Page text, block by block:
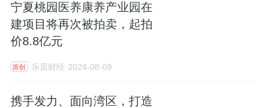
宁夏桃园医养康养产业园在
建项目将再次被拍卖，起拍
价8.8亿元
原创 乐居财经 2024-08-09
携手发力、面向湾区，打造